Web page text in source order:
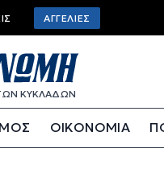
bar menuΑΓΓΕΛΊΕΣ
ΚΥΚΛΑΔΩΝ
ΟΙΚΟΝΟΜΙΑ